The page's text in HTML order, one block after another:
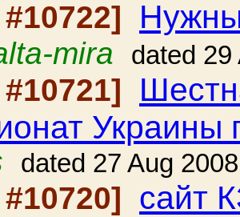
mira dated 29
Украины
dated 27 Aug 2008
сайт